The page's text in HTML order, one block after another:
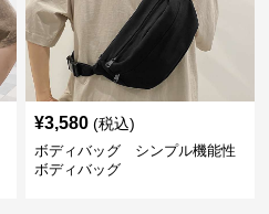
¥3,580 (税込)
ボディバッグ シンプル機能性
ボディバッグ